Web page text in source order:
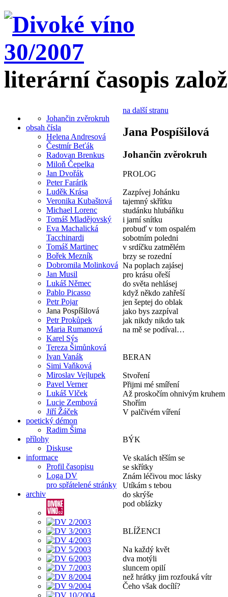
literární časopis
Johančin zvěrokruh
obsah čísla
Helena Andresová
Čestmír Beťák
Radovan Brenkus
Miloň Čepelka
Jan Dvořák
Peter Farárik
Luděk Krása
Veronika Kubaštová
Michael Lorenc
Tomáš Mladějovský
Eva Machalická
Tacchinardi
Tomáš Martinec
Bořek Mezník
Dobromila Molinková
Jan Musil
Lukáš Němec
Pablo Picasso
Petr Pojar
Jana Pospíšilová
Petr Prokůpek
Maria Rumanová
Karel Sýs
Tereza Šimůnková
Ivan Vanák
Simi Vaňková
Miroslav Vejlupek
Pavel Verner
Lukáš Vlček
Lucie Zembová
Jiří Žáček
poetický démon
Radim Šima
přílohy
Diskuse
informace
Profil časopisu
Loga DV
pro spřátelené stránky
archiv
na další stranu
Jana Pospíšilová
Johančin zvěrokruh
PROLOG
Zazpívej Johánku
tajemný skřítku
studánku hlubáňku
i jarní snítku
probuď v tom ospalém
sobotním poledni
v srdíčku zatmělém
brzy se rozední
Na poplach zajásej
pro krásu ořeší
do světa nehlásej
když někdo zahřeší
jen šeptej do oblak
jako bys zazpíval
jak nikdy nikdo tak
na mě se podíval…
BERAN
Stvoření
Přijmi mé smíření
Až proskočím ohnivým kruhem
Shořím
V palčivém víření
BÝK
Ve skalách těším se
se skřítky
Znám léčivou moc lásky
Utíkám s tebou
do skrýše
pod oblázky
BLÍŽENCI
Na každý květ
dva motýli
sluncem opilí
než hrátky jim rozfouká vítr
Čeho však docílí?